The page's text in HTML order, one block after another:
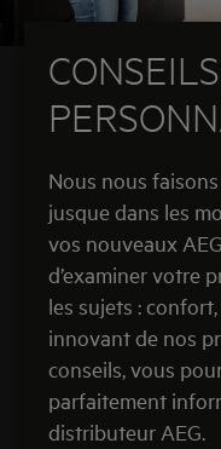
CONSEILS
Nous nous
jusque dans les
vos nouveaux
d’examiner votre
les sujets :
innovant de nos
conseils, vous
parfaitement
distributeur AEG.